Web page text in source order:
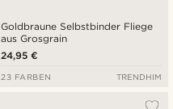
Goldbraune Selbstbinder Fliege
aus Grosgrain
24,95 €
23 FARBEN TRENDHIM